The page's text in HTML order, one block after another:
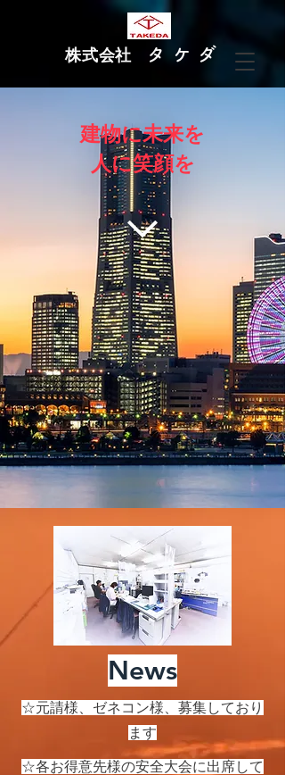
株式会社 タ ケ ダ
建物に未来を
人に笑顔を
News
☆元請様、ゼネコン様、募集しており
ます
☆各お得意先様の安全大会に出席して